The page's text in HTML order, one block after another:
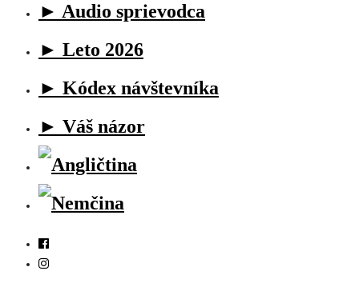
► Audio sprievodca
► Leto 2026
► Kódex návštevníka
► Váš názor